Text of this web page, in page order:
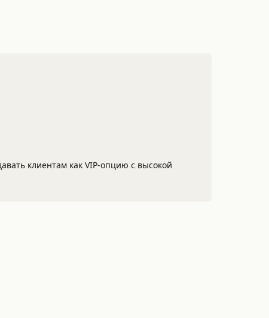
клиентам как VIP-опцию с высокой